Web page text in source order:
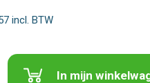
incl. BTW
In mijn